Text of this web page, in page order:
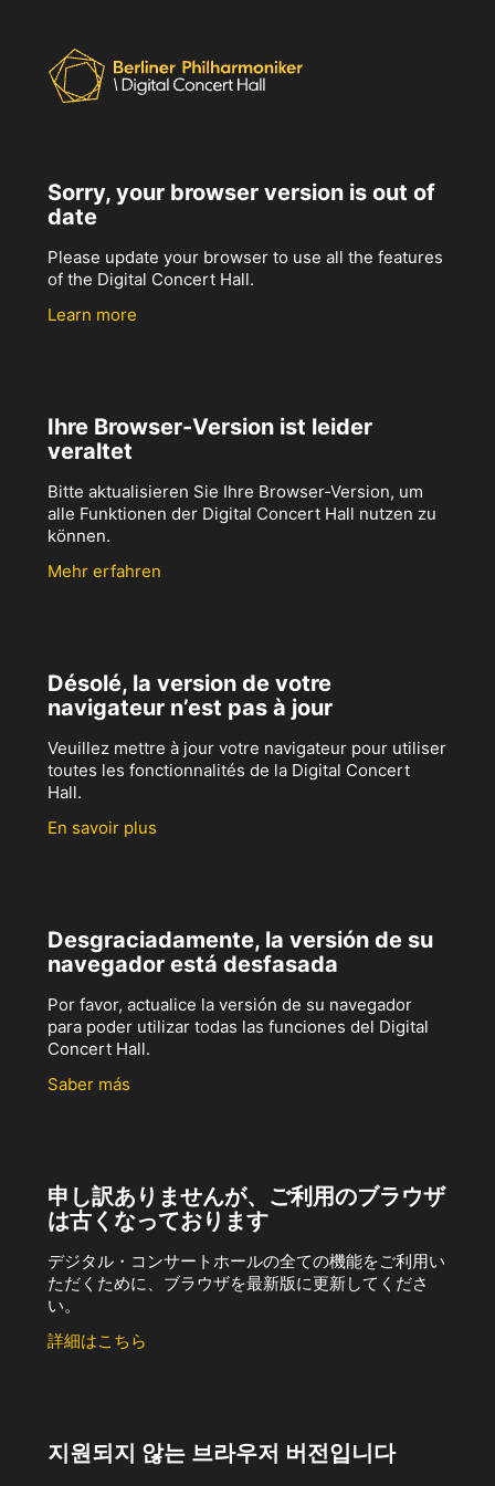
Sorry, your browser version is out of
date
Please update your browser to use all the features
of the Digital Concert Hall.
Learn more
Ihre Browser-Version ist leider
veraltet
Bitte aktualisieren Sie Ihre Browser-Version, um
alle Funktionen der Digital Concert Hall nutzen zu
können.
Mehr erfahren
Désolé, la version de votre
navigateur n’est pas à jour
Veuillez mettre à jour votre navigateur pour utiliser
toutes les fonctionnalités de la Digital Concert
Hall.
En savoir plus
Desgraciadamente, la versión de su
navegador está desfasada
Por favor, actualice la versión de su navegador
para poder utilizar todas las funciones del Digital
Concert Hall.
Saber más
申し訳ありませんが、ご利用のブラウザ
は古くなっております
デジタル・コンサートホールの全ての機能をご利用い
ただくために、ブラウザを最新版に更新してくださ
い。
詳細はこちら
지원되지 않는 브라우저 버전입니다